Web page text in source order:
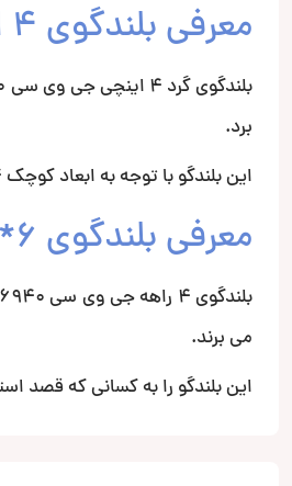
معرفی بلندگوی ۴ اینچی JVC مدل CS-DR420
برد.
این بلندگو با توجه به ابعاد کوچک ۴ اینچی مناسب درب خودرو می باشد. برای مشاهده ادامه توضیحات
معرفی بلندگوی ۶*۹ اینچی JVC مدل CS-ZX6940
می برند.
این بلندگو را به کسانی که قصد